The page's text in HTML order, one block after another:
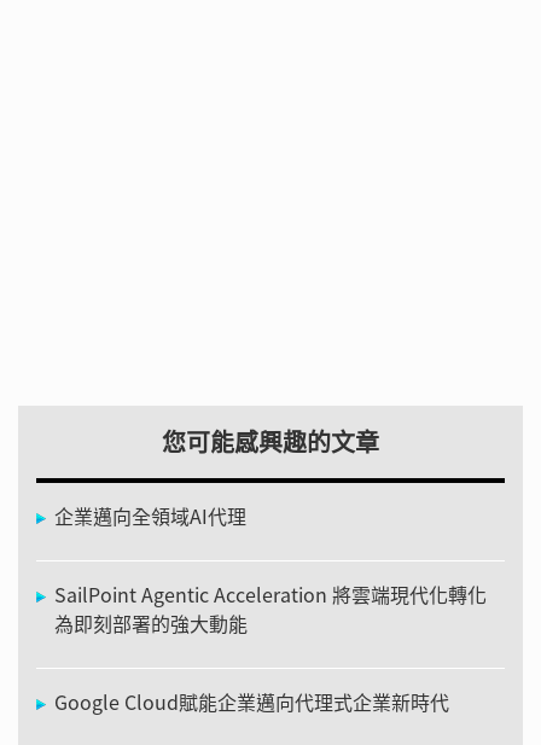
您可能感興趣的文章
企業邁向全領域AI代理
SailPoint Agentic Acceleration 將雲端現代化轉化
為即刻部署的強大動能
Google Cloud賦能企業邁向代理式企業新時代